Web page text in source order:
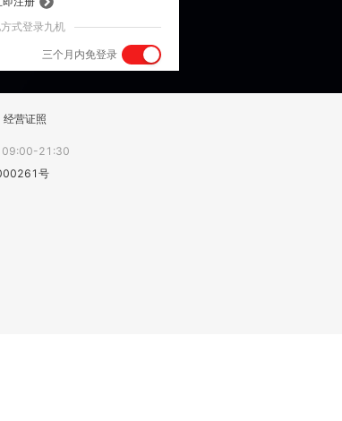
式登录九机
三个月内免登录
经营证照
09:00-21:30
号